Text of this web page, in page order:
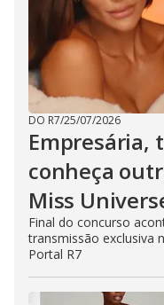
DO R7/25/07/2026
Empresária,
conheça
Miss
Final do concurso
transmissão exclusiva
Portal R7